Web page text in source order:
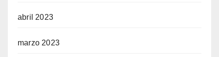
abril 2023
marzo 2023